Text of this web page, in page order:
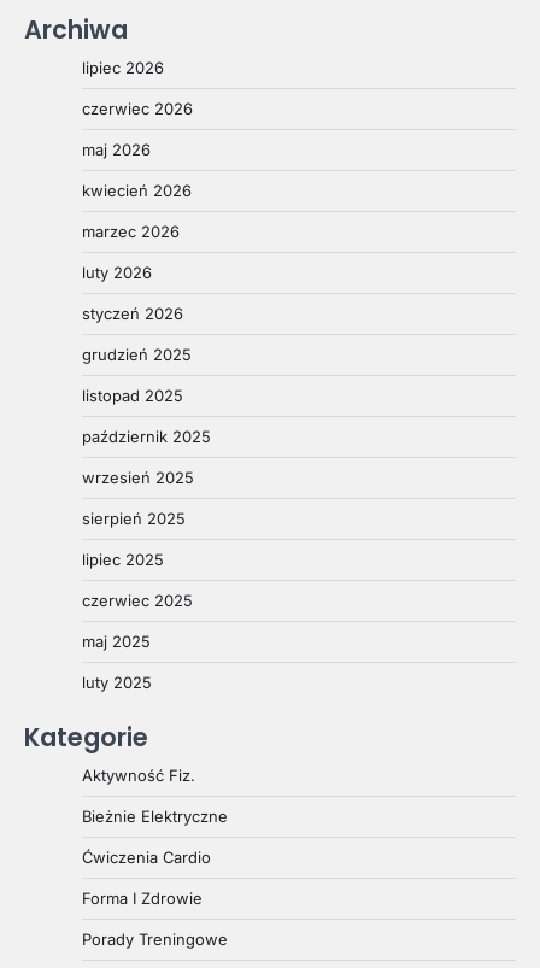
Archiwa
lipiec 2026
czerwiec 2026
maj 2026
kwiecień 2026
marzec 2026
luty 2026
styczeń 2026
grudzień 2025
listopad 2025
październik 2025
wrzesień 2025
sierpień 2025
lipiec 2025
czerwiec 2025
maj 2025
luty 2025
Kategorie
Aktywność Fiz.
Bieżnie Elektryczne
Ćwiczenia Cardio
Forma I Zdrowie
Porady Treningowe